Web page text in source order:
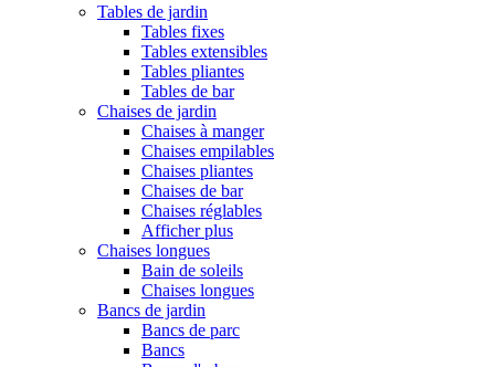
Tables de jardin
Tables fixes
Tables extensibles
Tables pliantes
Tables de bar
Chaises de jardin
Chaises à manger
Chaises empilables
Chaises pliantes
Chaises de bar
Chaises réglables
Afficher plus
Chaises longues
Bain de soleils
Chaises longues
Bancs de jardin
Bancs de parc
Bancs